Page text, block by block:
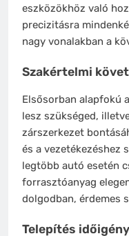
eszközökhöz való
precizitásra
nagy vonalakban a
Szakértelmi
Elsősorban alapfokú
lesz szükséged,
zárszerkezet
és a vezetékezéshez
legtöbb autó esetén
forrasztóanyag
dolgodban, érdemes
Telepítés